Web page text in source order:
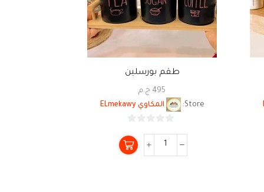
طقم بورسلين
495 ج.م
Store:
المكاوي ELmekawy
من
5